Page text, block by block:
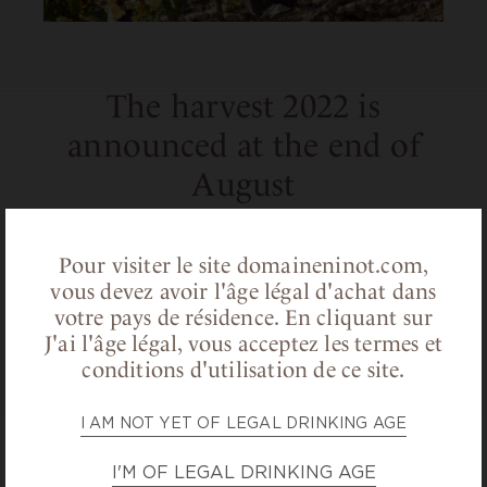
Pour visiter le site domaineninot.com,
vous devez avoir l'âge légal d'achat dans
votre pays de résidence. En cliquant sur
J'ai l'âge légal, vous acceptez les termes et
conditions d'utilisation de ce site.
I AM NOT YET OF LEGAL DRINKING AGE
I'M OF LEGAL DRINKING AGE
The harvest 2022 is
announced at the end of
August
define the exact date of the harvest. The
vintage 2022 is an early one with, for the
moment, a starting of the harvest
announced at the end of August!